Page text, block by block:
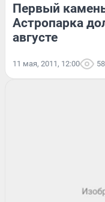
Первый
Астропарка
августе
11 мая, 2011, 12:00